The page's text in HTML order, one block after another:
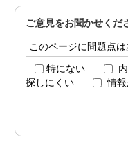
ご意見をお聞かせくだ
このページに問題点
特にない
探しにくい
情